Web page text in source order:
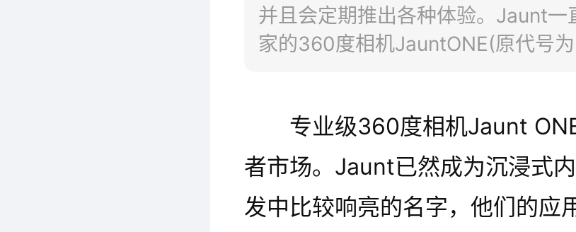
并且会定期推出各种体验。Jaunt一
家的360度相机JauntONE(原代号为
JauntONE是一款专业级别
专业级360度相机Jaunt
者市场。Jaunt已然成为沉浸式
发中比较响亮的名字，他们的应